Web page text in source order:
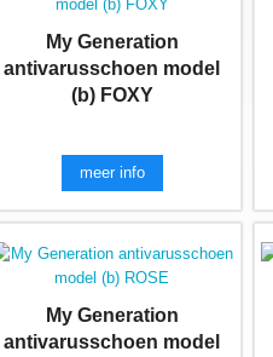
My Generation
antivarusschoen model
(b) FOXY
meer info
My Generation
antivarusschoen model